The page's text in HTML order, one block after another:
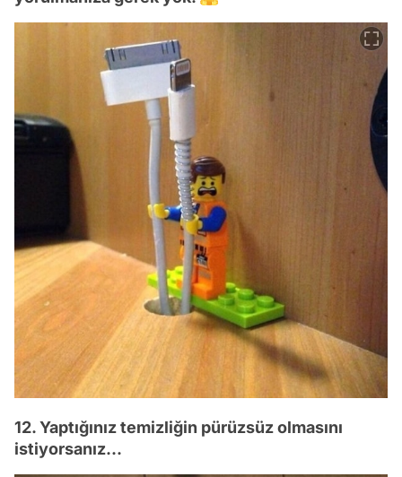
12. Yaptığınız temizliğin pürüzsüz olmasını
istiyorsanız...